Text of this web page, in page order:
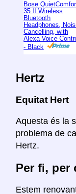
Bose
35 II Wireless
Bluetooth
Headphones,
Cancelling, with
Alexa Voice
- Black
Hertz
Equitat Hert
Aquesta és la
problema de
Hertz.
Per fi, per
Estem